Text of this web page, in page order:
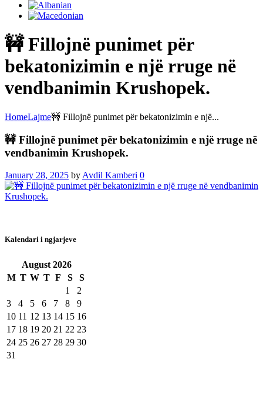
🚧 Fillojnë punimet për
bekatonizimin e një rruge në
vendbanimin Krushopek.
HomeLajme🚧 Fillojnë punimet për bekatonizimin e një...
🚧 Fillojnë punimet për bekatonizimin e një rruge në
vendbanimin Krushopek.
January 28, 2025 by Avdil Kamberi 0
Kalendari i ngjarjeve
August 2026
M T W T F S
S
1
2
3
4 5 6 7 8
9
10 11 12 13 14 15 16
17 18 19 20 21 22 23
24 25 26 27 28 29 30
31